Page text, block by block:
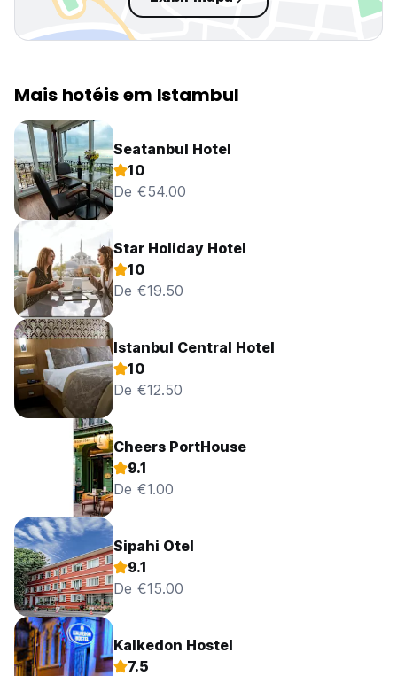
Mais hotéis em Istambul
Seatanbul Hotel
10
De €54.00
Star Holiday Hotel
10
De €19.50
Istanbul Central Hotel
10
De €12.50
Cheers PortHouse
9.1
De €1.00
Sipahi Otel
9.1
De €15.00
Kalkedon Hostel
7.5